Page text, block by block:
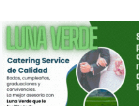
Guimaraes: "La Liga necesita jugar